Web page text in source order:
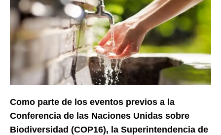
Como parte de los eventos previos a la
Conferencia de las Naciones Unidas sobre
Biodiversidad (COP16), la Superintendencia de